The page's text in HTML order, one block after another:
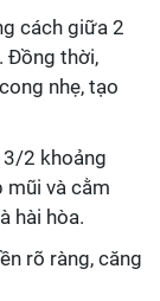
cách giữa 2
Đồng thời,
nhẹ, tạo
3/2 khoảng
mũi và cằm
hài hòa.
rõ ràng, căng